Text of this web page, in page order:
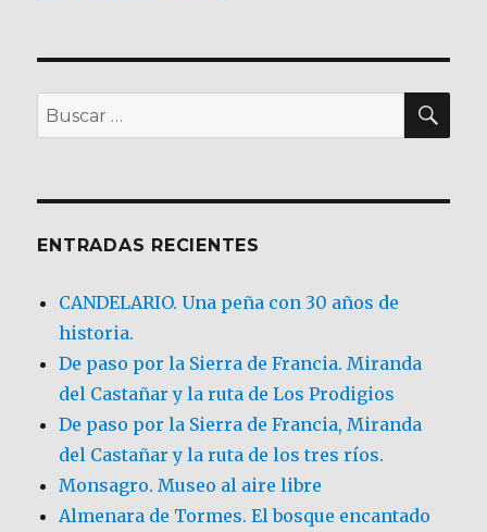
Buscar
por:
ENTRADAS RECIENTES
CANDELARIO. Una peña con 30 años de
historia.
De paso por la Sierra de Francia. Miranda
del Castañar y la ruta de Los Prodigios
De paso por la Sierra de Francia, Miranda
del Castañar y la ruta de los tres ríos.
Monsagro. Museo al aire libre
Almenara de Tormes. El bosque encantado